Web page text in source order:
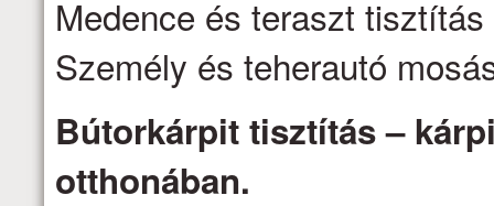
Medence és teraszt tisztítás
Személy és teherautó
Bútorkárpit tisztítás –
otthonában.